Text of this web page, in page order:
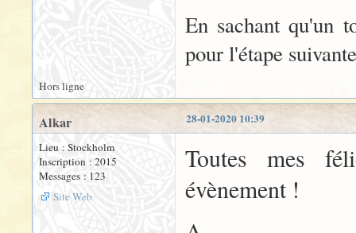
En sachant qu'un
pour l'étape
Hors ligne
28-01-2020 10:39
Alkar
Lieu : Stockholm
Inscription : 2015
Messages : 123
Site Web
Toutes mes
évènement !